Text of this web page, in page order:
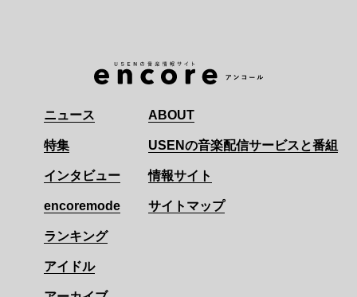
ニュース
特集
インタビュー
encoremode
ランキング
アイドル
ABOUT
USENの音楽配信サービスと番組
情報サイト
サイトマップ